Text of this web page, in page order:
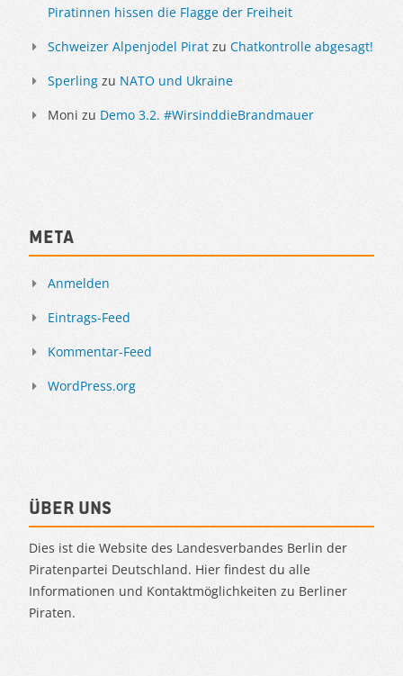
Piratinnen hissen die Flagge der Freiheit
Schweizer Alpenjodel Pirat zu Chatkontrolle abgesagt!
Sperling zu NATO und Ukraine
Moni zu Demo 3.2. #WirsinddieBrandmauer
Meta
Anmelden
Eintrags-Feed
Kommentar-Feed
WordPress.org
Über uns
Dies ist die Website des Landesverbandes Berlin der
Piratenpartei Deutschland. Hier findest du alle
Informationen und Kontaktmöglichkeiten zu Berliner
Piraten.